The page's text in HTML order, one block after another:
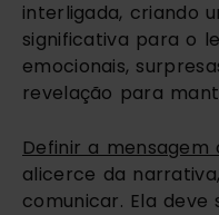
interligada, criando
significativa para o
emocionais,
revelação para
Definir a
alicerce da
comunicar. Ela